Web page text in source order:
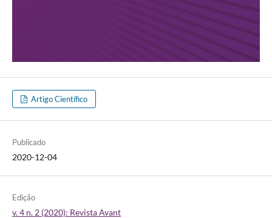
Artigo Científico
Publicado
2020-12-04
Edição
v. 4 n. 2 (2020): Revista Avant